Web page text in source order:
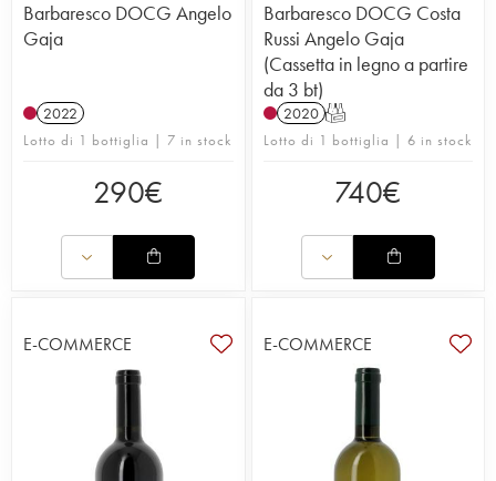
Barbaresco DOCG Angelo
Gaja
2022
Lotto di 1 bottiglia | 7 in stock
290€
Barbaresco DOCG Costa
Russi Angelo Gaja
(Cassetta in legno a partire
da 3 bt)
2020 T
Lotto di 1 bottiglia | 6 in stock
740€
E-COMMERCE E-COMMERCE